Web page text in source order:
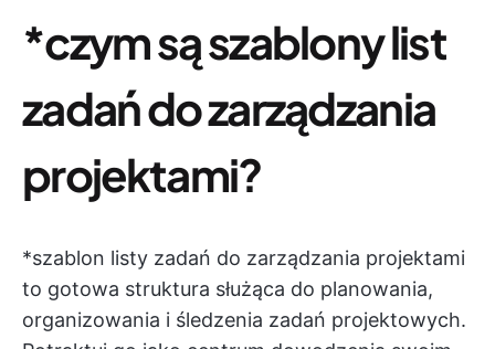
*czym są szablony list
zadań do zarządzania
projektami?
*szablon listy zadań do zarządzania projektami
to gotowa struktura służąca do planowania,
organizowania i śledzenia zadań projektowych.